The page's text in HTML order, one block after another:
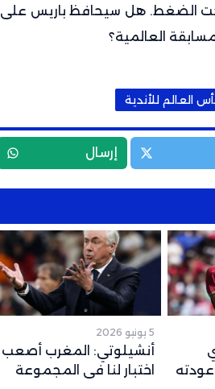
تحت الضغط. هل سيحافظ باريس على
العالمية؟
العالم للأندية
إرسال
5 يونيو 2026
أنشيلوتي: المغرب أصعب
اختبار لنا في المجموعة